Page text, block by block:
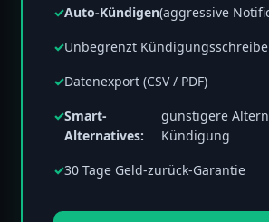
Auto-Kündigen(aggressive
Unbegrenzt
Datenexport (CSV / PDF)
Smart-
Alternatives:
günstigere
Kündigung
30 Tage Geld-zurück-Garantie